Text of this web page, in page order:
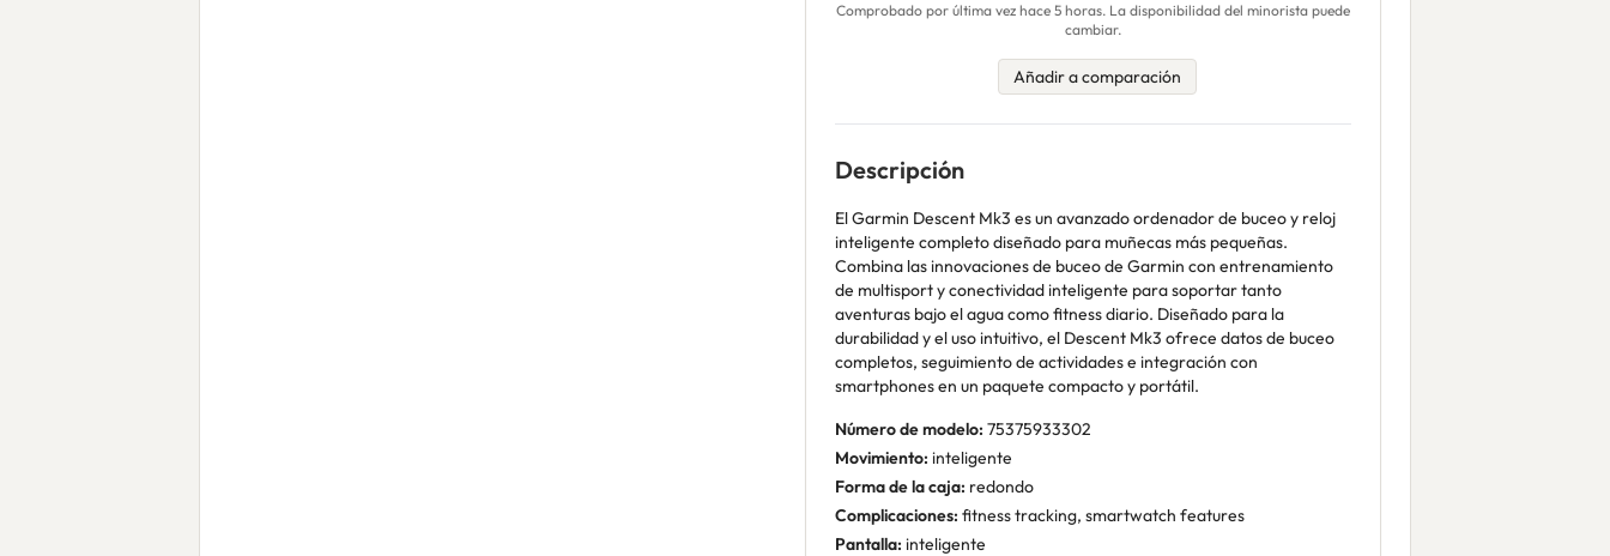
Comprobado por última vez hace 5 horas. La disponibilidad del minorista puede
cambiar.
Añadir a comparación
Descripción
El Garmin Descent Mk3 es un avanzado ordenador de buceo y reloj
inteligente completo diseñado para muñecas más pequeñas.
Combina las innovaciones de buceo de Garmin con entrenamiento
de multisport y conectividad inteligente para soportar tanto
aventuras bajo el agua como fitness diario. Diseñado para la
durabilidad y el uso intuitivo, el Descent Mk3 ofrece datos de buceo
completos, seguimiento de actividades e integración con
smartphones en un paquete compacto y portátil.
Número de modelo: 75375933302
Movimiento: inteligente
Forma de la caja: redondo
Complicaciones: fitness tracking, smartwatch features
Pantalla: inteligente